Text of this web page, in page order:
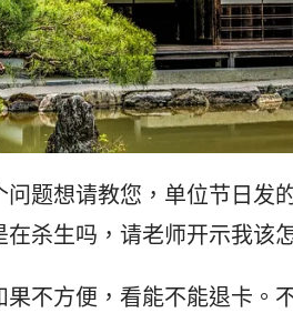
问题想请教您，单位节日发
杀生吗，请老师开示我该
不方便，看能不能退卡。